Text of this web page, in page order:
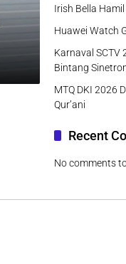
Irish Bella
Huawei Watch
Karnaval SCTV
Bintang
MTQ DKI 2026
Qur’ani
Recent
No comments